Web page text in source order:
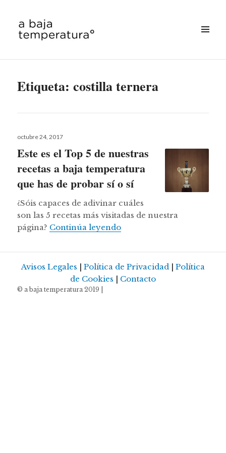
Etiqueta:costilla ternera
Publicado
octubre 24, 2017
Este es el Top 5 de nuestras
recetas a baja temperatura
que has de probar sí o sí
¿Sóis capaces de adivinar cuáles
son las 5 recetas más visitadas de nuestra
página? Continúa leyendoEste es el Top 5 de
Avisos Legales | Política de Privacidad | Política
de Cookies | Contacto
© a baja temperatura 2019 |